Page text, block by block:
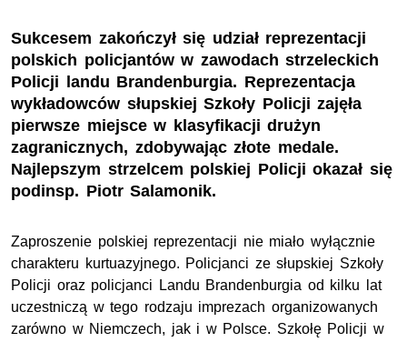
Sukcesem zakończył się udział reprezentacji
polskich policjantów w zawodach strzeleckich
Policji landu Brandenburgia. Reprezentacja
wykładowców słupskiej Szkoły Policji zajęła
pierwsze miejsce w klasyfikacji drużyn
zagranicznych, zdobywając złote medale.
Najlepszym strzelcem polskiej Policji okazał się
podinsp. Piotr Salamonik.
Zaproszenie polskiej reprezentacji nie miało wyłącznie
charakteru kurtuazyjnego. Policjanci ze słupskiej Szkoły
Policji oraz policjanci Landu Brandenburgia od kilku lat
uczestniczą w tego rodzaju imprezach organizowanych
zarówno w Niemczech, jak i w Polsce. Szkołę Policji w